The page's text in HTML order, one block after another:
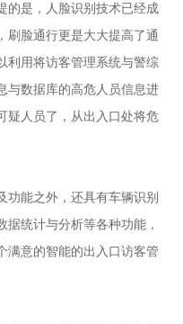
的是，人脸识别技术已经成
刷脸通行更是大大提高了通
利用将访客管理系统与警综
与数据库的高危人员信息进
疑人员了，从出入口处将危
功能之外，还具有车辆识别
统计与分析等各种功能，
满意的智能的出入口访客管